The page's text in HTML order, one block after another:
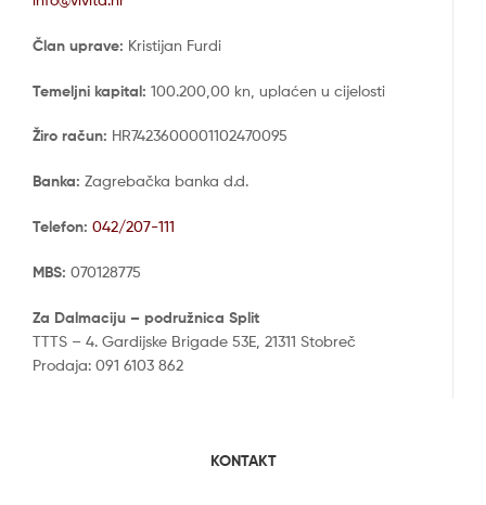
Član uprave: Kristijan Furdi
Temeljni kapital: 100.200,00 kn, uplaćen u cijelosti
Žiro račun: HR7423600001102470095
Banka: Zagrebačka banka d.d.
Telefon: 042/207-111
MBS: 070128775
Za Dalmaciju – podružnica Split
TTTS – 4. Gardijske Brigade 53E, 21311 Stobreč
Prodaja: 091 6103 862
KONTAKT